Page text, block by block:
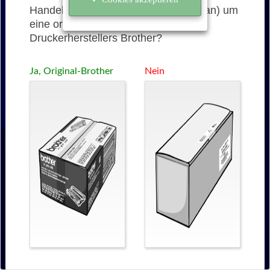
Handelt es sich bei der TN-230C (cyan) um
eine originale Tonerkartusche des
Druckerherstellers Brother?
Ja, Original-Brother Nein